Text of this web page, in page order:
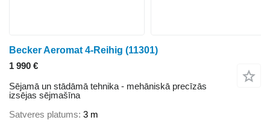
Becker Aeromat 4-Reihig (11301)
1 990 €
Sējamā un stādāmā tehnika - mehāniskā precīzās
izsējas sējmašīna
Satveres platums 3 m